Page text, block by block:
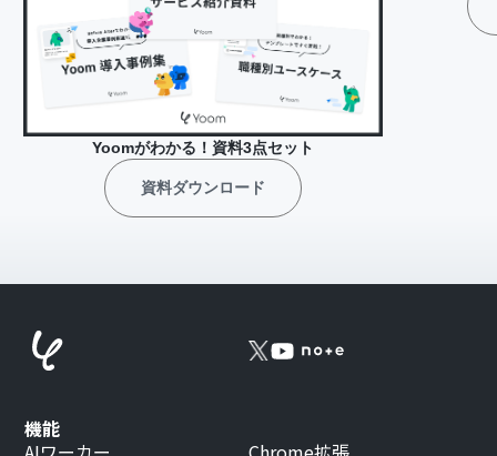
Yoomがわかる！資料3点セット
資料ダウンロード
機能